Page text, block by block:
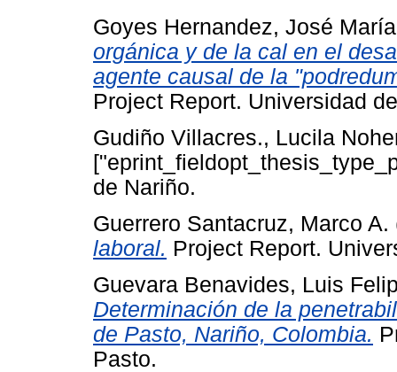
Goyes Hernandez, José María
orgánica y de la cal en el
agente causal de la
Project Report. Universidad
Gudiño Villacres., Lucila
de Nariño.
Guerrero Santacruz, Marco A.
laboral. Project Report.
Guevara Benavides, Luis
Determinación de la
de Pasto, Nariño, Colombia.
Pasto.